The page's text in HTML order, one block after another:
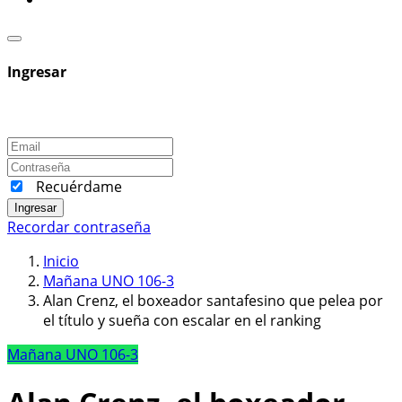
Ingresar
Recuérdame
Ingresar
Recordar contraseña
Inicio
Mañana UNO 106-3
Alan Crenz, el boxeador santafesino que pelea por
el título y sueña con escalar en el ranking
Mañana UNO 106-3